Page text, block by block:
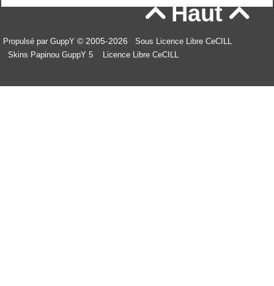
Haut
Propulsé par GuppY © 2005-2026
Sous Licence Libre CeCILL
Skins Papinou GuppY 5
Licence Libre CeCILL